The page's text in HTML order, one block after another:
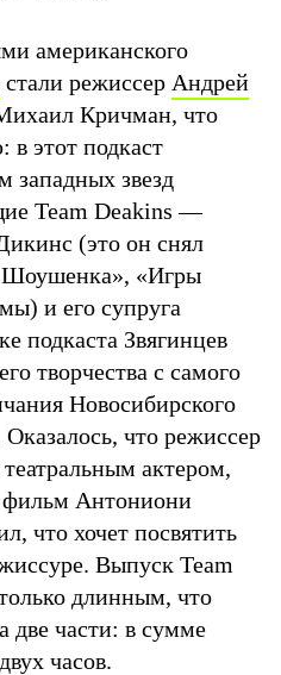
американского
стали режиссер Андрей
Кричман, что
в этот подкаст
западных звезд
Team Deakins —
(это он снял
Шоушенка», «Игры
и его супруга
подкаста Звягинцев
творчества с самого
Новосибирского
что режиссер
актером,
фильм Антониони
что хочет посвятить
Выпуск Team
длинным, что
две части: в сумме
часов.